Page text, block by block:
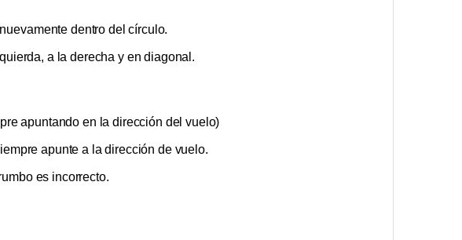
dentro del círculo.
a la derecha y en diagonal.
apuntando en la dirección del vuelo)
apunte a la dirección de vuelo.
es incorrecto.